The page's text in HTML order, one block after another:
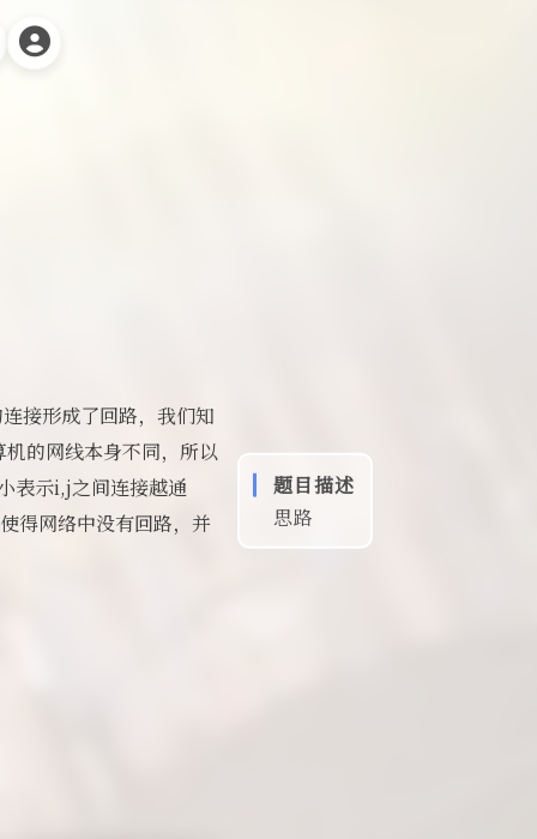
接形成了回路，我们知
的网线本身不同，所以
表示i,j之间连接越通
得网络中没有回路，并
题目描述
思路